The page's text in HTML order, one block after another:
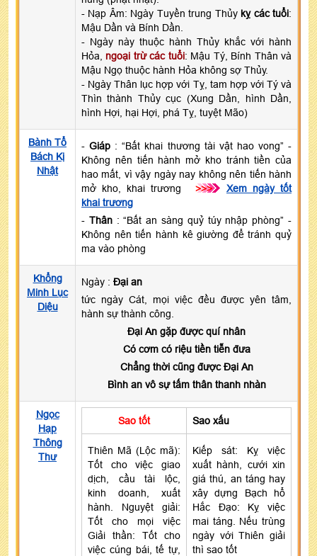
- Nạp Âm: Ngày Tuyền trung Thủy kỵ các tuổi:
Mậu Dần và Bính Dần.
- Ngày này thuộc hành Thủy khắc với hành
Hỏa, ngoại trừ các tuổi: Mậu Tý, Bính Thân và
Mậu Ngọ thuộc hành Hỏa không sợ Thủy.
- Ngày Thân lục hợp với Tỵ, tam hợp với Tý và
Thìn thành Thủy cục (Xung Dần, hình Dần,
hình Hợi, hại Hợi, phá Tỵ, tuyệt Mão)
Bành Tổ
Bách Kị
Nhật
-Giáp : “Bất khai thương tài vật hao vong” -
Không nên tiến hành mở kho tránh tiền của
hao mất, vì vậy ngày nay không nên tiến hành
mở kho, khai trương
>>>
Xem ngày tốt
khai trương
- Thân: “Bất an sàng quỷ túy nhập phòng” -
Không nên tiến hành kê giường để tránh quỷ
ma vào phòng
Khổng
Minh Lục
Diệu
Ngày : Đại an
tức ngày Cát, mọi việc đều được yên tâm,
hành sự thành công.
Đại An gặp được quí nhân
Có cơm có riệu tiền tiễn đưa
Chẳng thời cũng được Đại An
Bình an vô sự tấm thân thanh nhàn
Ngọc
Hạp
Thông
Thư
Sao tốt Sao xấu
Thiên Mã (Lộc mã):
Tốt cho việc giao
dịch, cầu tài lộc,
kinh doanh, xuất
hành. Nguyệt giải:
Tốt cho mọi việc
Giải thần: Tốt cho
việc cúng bái, tế tự,
Kiếp sát: Kỵ việc
xuất hành, cưới xin
giá thú, an táng hay
xây dựng Bạch hổ
Hắc Đạo: Kỵ việc
mai táng. Nếu trùng
ngày với Thiên giải
thì sao tốt